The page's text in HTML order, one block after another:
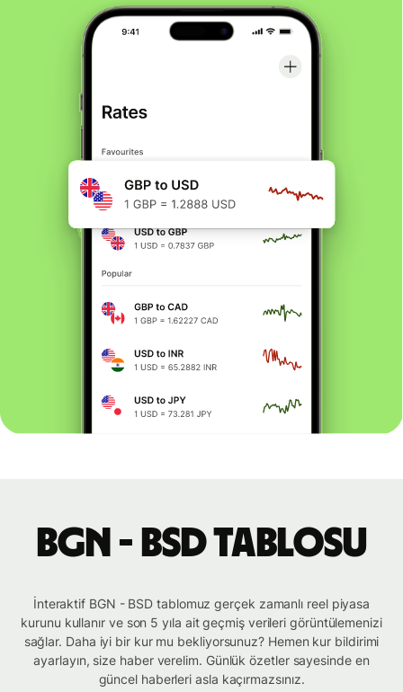
BGN - BSD tablosu
İnteraktif BGN - BSD tablomuz gerçek zamanlı reel piyasa
kurunu kullanır ve son 5 yıla ait geçmiş verileri görüntülemenizi
sağlar. Daha iyi bir kur mu bekliyorsunuz? Hemen kur bildirimi
ayarlayın, size haber verelim. Günlük özetler sayesinde en
güncel haberleri asla kaçırmazsınız.